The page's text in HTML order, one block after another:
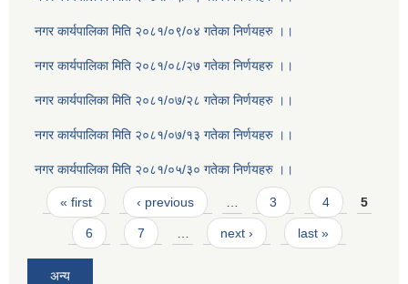
नगर कार्यपालिका मिति २०८१/०९/०४ गतेका निर्णयहरु ।।
नगर कार्यपालिका मिति २०८१/०८/२७ गतेका निर्णयहरु ।।
नगर कार्यपालिका मिति २०८१/०७/२८ गतेका निर्णयहरु ।।
नगर कार्यपालिका मिति २०८१/०७/१३ गतेका निर्णयहरु ।।
नगर कार्यपालिका मिति २०८१/०५/३० गतेका निर्णयहरु ।।
Pages
« first ‹ previous … 3 4 5
6 7 … next › last »
अन्य